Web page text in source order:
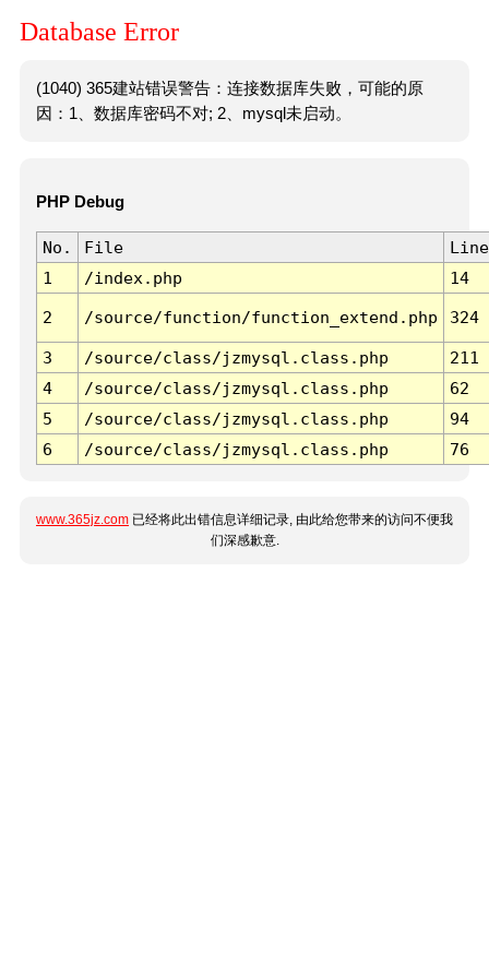
Database Error
(1040) 365建站错误警告：连接数据库失败，可能的原
因：1、数据库密码不对; 2、mysql未启动。
PHP Debug
No. File
Line
1
/index.php 14
2 /source/function/function_extend.php 324
3 /source/class/jzmysql.class.php
211
4
/source/class/jzmysql.class.php
62
5
/source/class/jzmysql.class.php
94
6
/source/class/jzmysql.class.php 76
www.365jz.com 已经将此出错信息详细记录, 由此给您带来的访问不便我
们深感歉意.